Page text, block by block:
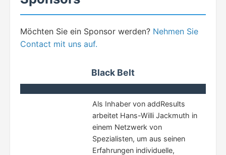
Möchten Sie ein Sponsor werden? Nehmen Sie
Contact mit uns auf.
Black Belt
Als Inhaber von addResults
arbeitet Hans-Willi Jackmuth in
einem Netzwerk von
Spezialisten, um aus seinen
Erfahrungen individuelle,